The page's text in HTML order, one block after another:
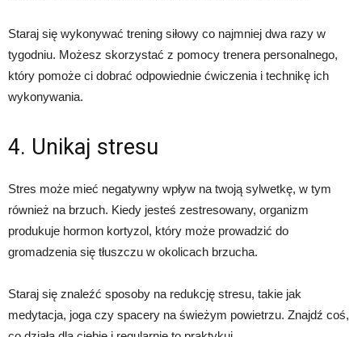
Staraj się wykonywać trening siłowy co najmniej dwa razy w
tygodniu. Możesz skorzystać z pomocy trenera personalnego,
który pomoże ci dobrać odpowiednie ćwiczenia i technikę ich
wykonywania.
4. Unikaj stresu
Stres może mieć negatywny wpływ na twoją sylwetkę, w tym
również na brzuch. Kiedy jesteś zestresowany, organizm
produkuje hormon kortyzol, który może prowadzić do
gromadzenia się tłuszczu w okolicach brzucha.
Staraj się znaleźć sposoby na redukcję stresu, takie jak
medytacja, joga czy spacery na świeżym powietrzu. Znajdź coś,